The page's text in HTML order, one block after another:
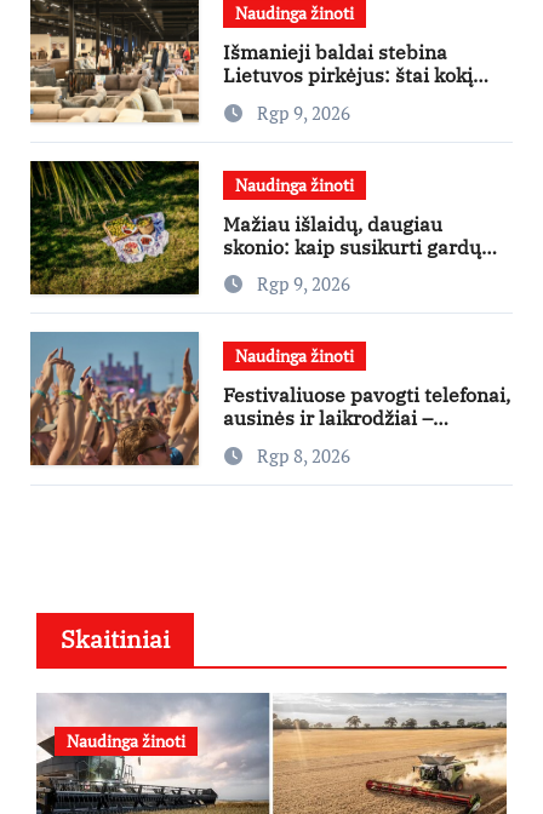
Naudinga žinoti
Išmanieji baldai stebina
Lietuvos pirkėjus: štai kokį
išgraibsto pirmiausia
Rgp 9, 2026
Naudinga žinoti
Mažiau išlaidų, daugiau
skonio: kaip susikurti gardų
pikniką iš vos kelių produktų
Rgp 9, 2026
Naudinga žinoti
Festivaliuose pavogti telefonai,
ausinės ir laikrodžiai –
ekspertai primena apie
didžiausias finansines rizikas
Rgp 8, 2026
Skaitiniai
Naudinga žinoti